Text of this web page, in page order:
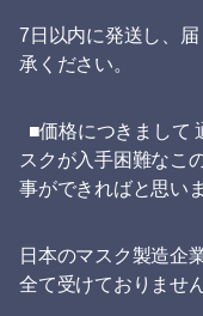
7日以内に発送し、
承ください。
■価格につきまして
スクが入手困難なこ
事ができればと思いま
日本のマスク製造企
全て受けておりません